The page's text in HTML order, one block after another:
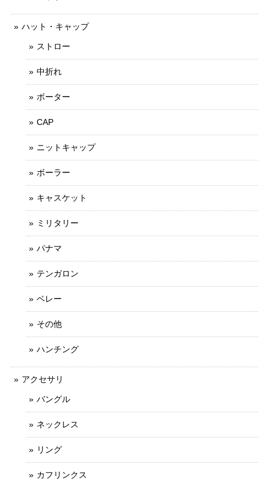
ハット・キャップ
ストロー
中折れ
ボーター
CAP
ニットキャップ
ボーラー
キャスケット
ミリタリー
パナマ
テンガロン
ベレー
その他
ハンチング
アクセサリ
バングル
ネックレス
リング
カフリンクス